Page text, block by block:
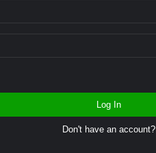
Log In
Don't have an account?